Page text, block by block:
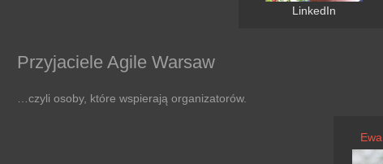
LinkedIn
Przyjaciele Agile Warsaw
…czyli osoby, które wspierają organizatorów.